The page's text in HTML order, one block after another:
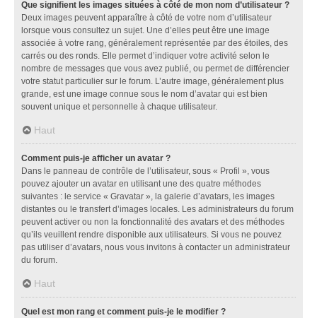
Que signifient les images situées à côté de mon nom d’utilisateur ?
Deux images peuvent apparaître à côté de votre nom d’utilisateur
lorsque vous consultez un sujet. Une d’elles peut être une image
associée à votre rang, généralement représentée par des étoiles, des
carrés ou des ronds. Elle permet d’indiquer votre activité selon le
nombre de messages que vous avez publié, ou permet de différencier
votre statut particulier sur le forum. L’autre image, généralement plus
grande, est une image connue sous le nom d’avatar qui est bien
souvent unique et personnelle à chaque utilisateur.
Haut
Comment puis-je afficher un avatar ?
Dans le panneau de contrôle de l’utilisateur, sous « Profil », vous
pouvez ajouter un avatar en utilisant une des quatre méthodes
suivantes : le service « Gravatar », la galerie d’avatars, les images
distantes ou le transfert d’images locales. Les administrateurs du forum
peuvent activer ou non la fonctionnalité des avatars et des méthodes
qu’ils veuillent rendre disponible aux utilisateurs. Si vous ne pouvez
pas utiliser d’avatars, nous vous invitons à contacter un administrateur
du forum.
Haut
Quel est mon rang et comment puis-je le modifier ?